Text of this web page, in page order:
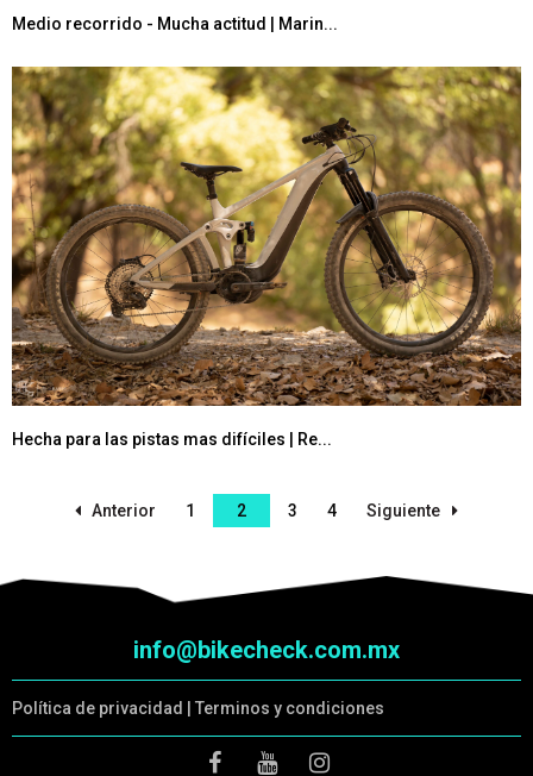
Medio recorrido - Mucha actitud | Marin...
Hecha para las pistas mas difíciles | Re...
Anterior 1 2 3 4 Siguiente
info@bikecheck.com.mx
Política de privacidad Terminos y condiciones